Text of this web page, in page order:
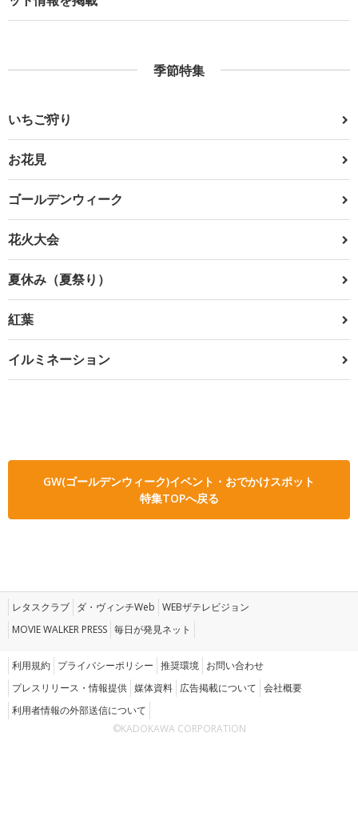
季節特集
いちご狩り
お花見
ゴールデンウィーク
花火大会
夏休み（夏祭り）
紅葉
イルミネーション
GW(ゴールデンウィーク)イベント・おでかけスポット
特集TOPへ戻る
レタスクラブ ダ・ヴィンチWeb WEBザテレビジョン
MOVIE WALKER PRESS 毎日が発見ネット
利用規約 プライバシーポリシー 推奨環境 お問い合わせ
プレスリリース・情報提供 媒体資料 広告掲載について 会社概要
利用者情報の外部送信について
©KADOKAWA CORPORATION